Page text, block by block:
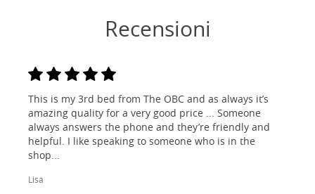
Recensioni
This is my 3rd bed from The OBC and as always it’s
amazing quality for a very good price ... Someone
always answers the phone and they’re friendly and
helpful. I like speaking to someone who is in the
shop...
Lisa